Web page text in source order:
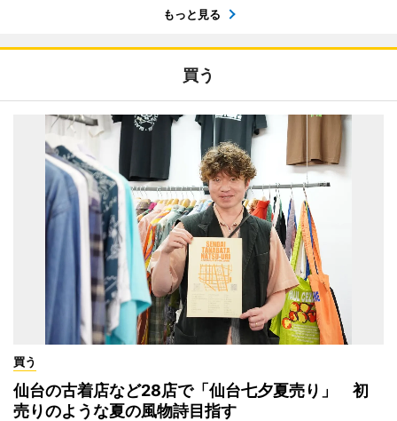
もっと見る
買う
買う
仙台の古着店など28店で「仙台七夕夏売り」 初
売りのような夏の風物詩目指す